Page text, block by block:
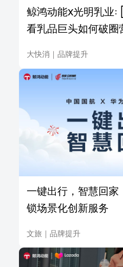
鲸鸿动能x光明乳业:
看乳品巨头如何破圈
大快消 ｜品牌提升
一键出行，智慧回
锁场景化创新服务
文旅 ｜品牌提升